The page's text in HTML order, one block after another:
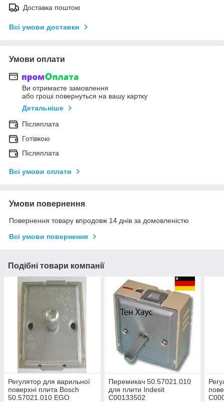
Доставка поштою
Всі умови доставки
Умови оплати
Ви отримаєте замовлення
або гроші повернуться на вашу картку
Детальніше
Післяплата
Готівкою
Післяплата
Всі умови оплати
Умови повернення
Повернення товару впродовж 14 днів за домовленістю
Всі умови повернення
Подібні товари компанії
Регулятор для варильної
поверхні плита Bosch
50.57021.010 EGO
Перемикач 50.57021.010
для плити Indesit
C00133502